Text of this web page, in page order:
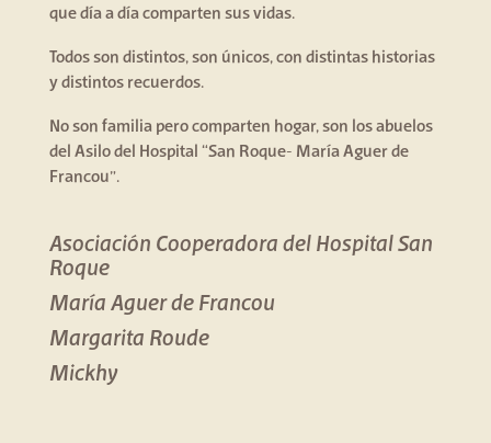
que día a día comparten sus vidas.
Todos son distintos, son únicos, con distintas historias
y distintos recuerdos.
No son familia pero comparten hogar, son los abuelos
del Asilo del Hospital “San Roque- María Aguer de
Francou”.
Asociación Cooperadora del Hospital San
Roque
María Aguer de Francou
Margarita Roude
Mickhy